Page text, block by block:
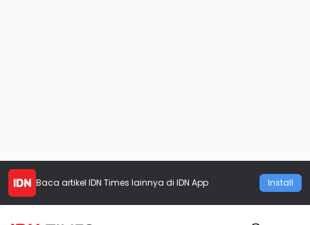
Baca artikel IDN Times lainnya di IDN App Install